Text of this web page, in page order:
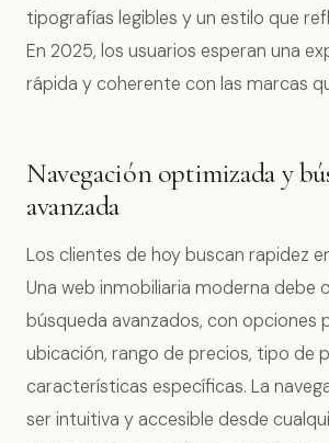
tipografías legibles y un estilo que
En 2025, los usuarios esperan una
rápida y coherente con las marcas
Navegación optimizada y
avanzada
Los clientes de hoy buscan rapidez
Una web inmobiliaria moderna debe
búsqueda avanzados, con opciones
ubicación, rango de precios, tipo de
características específicas. La
ser intuitiva y accesible desde